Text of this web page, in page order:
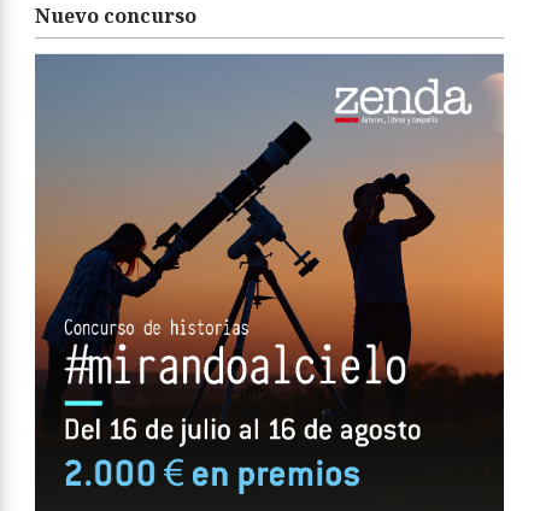
Nuevo concurso